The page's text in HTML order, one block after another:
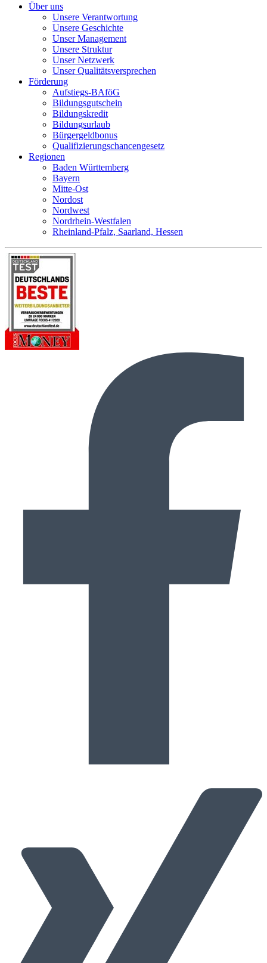
Über uns
Unsere Verantwortung
Unsere Geschichte
Unser Management
Unsere Struktur
Unser Netzwerk
Unser Qualitätsversprechen
Förderung
Aufstiegs-BAföG
Bildungsgutschein
Bildungskredit
Bildungsurlaub
Bürgergeldbonus
Qualifizierungschancengesetz
Regionen
Baden Württemberg
Bayern
Mitte-Ost
Nordost
Nordwest
Nordrhein-Westfalen
Rheinland-Pfalz, Saarland, Hessen